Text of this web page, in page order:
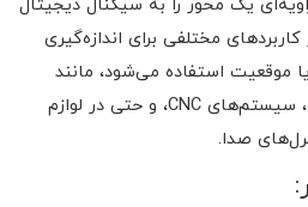
یک محور را به سیگنال دیجیتال
مختلفی برای اندازه‌گیری
استفاده می‌شود، مانند
ماشین‌های صنعتی، روباتیک، سیستم‌های CNC، و حتی در لوازم
صدا.